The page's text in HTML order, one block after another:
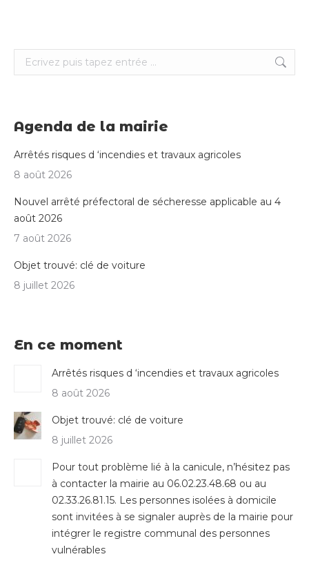
Search:
Agenda de la mairie
Arrêtés risques d ‘incendies et travaux agricoles
8 août 2026
Nouvel arrêté préfectoral de sécheresse applicable au 4
août 2026
7 août 2026
Objet trouvé: clé de voiture
8 juillet 2026
En ce moment
Arrêtés risques d ‘incendies et travaux agricoles
8 août 2026
Objet trouvé: clé de voiture
8 juillet 2026
Pour tout problème lié à la canicule, n’hésitez pas
à contacter la mairie au 06.02.23.48.68 ou au
02.33.26.81.15. Les personnes isolées à domicile
sont invitées à se signaler auprès de la mairie pour
intégrer le registre communal des personnes
vulnérables